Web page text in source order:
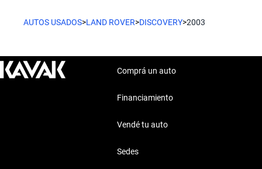
AUTOS USADOS>LAND ROVER>DISCOVERY>2003
Comprá un auto
Financiamiento
Vendé tu auto
Sedes